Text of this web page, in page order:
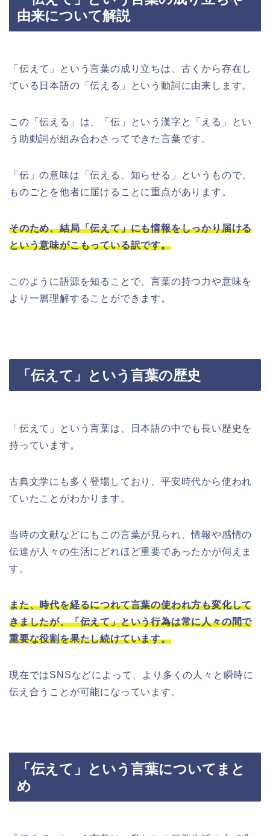
由来について解説
「伝えて」という言葉の成り立ちは、古くから存在し
ている日本語の「伝える」という動詞に由来します。
この「伝える」は、「伝」という漢字と「える」とい
う助動詞が組み合わさってできた言葉です。
「伝」の意味は「伝える、知らせる」というもので、
ものごとを他者に届けることに重点があります。
そのため、結局「伝えて」にも情報をしっかり届ける
という意味がこもっている訳です。
このように語源を知ることで、言葉の持つ力や意味を
より一層理解することができます。
「伝えて」という言葉の歴史
「伝えて」という言葉は、日本語の中でも長い歴史を
持っています。
古典文学にも多く登場しており、平安時代から使われ
ていたことがわかります。
当時の文献などにもこの言葉が見られ、情報や感情の
伝達が人々の生活にどれほど重要であったかが伺えま
す。
また、時代を経るにつれて言葉の使われ方も変化して
きましたが、「伝えて」という行為は常に人々の間で
重要な役割を果たし続けています。
現在ではSNSなどによって、より多くの人々と瞬時に
伝え合うことが可能になっています。
「伝えて」という言葉についてまと
め